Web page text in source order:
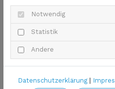
Hormonentzug
unerwünschte
Der Hormonentzug bremst
Nebenwirkungen. Folgende
Notwendig
Statistik
Andere
Datenschutzerklärung